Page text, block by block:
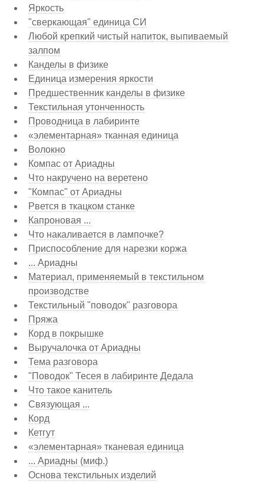
Яркость
"сверкающая" единица СИ
Любой крепкий чистый напиток, выпиваемый
залпом
Канделы в физике
Единица измерения яркости
Предшественник канделы в физике
Текстильная утонченность
Проводница в лабиринте
«элементарная» тканная единица
Волокно
Компас от Ариадны
Что накручено на веретено
"Компас" от Ариадны
Рвется в ткацком станке
Капроновая ...
Что накаливается в лампочке?
Приспособление для нарезки коржа
... Ариадны
Материал, применяемый в текстильном
производстве
Текстильный "поводок" разговора
Пряжа
Корд в покрышке
Выручалочка от Ариадны
Тема разговора
"Поводок" Тесея в лабиринте Дедала
Что такое канитель
Связующая ...
Корд
Кетгут
«элементарная» тканевая единица
... Ариадны (миф.)
Основа текстильных изделий